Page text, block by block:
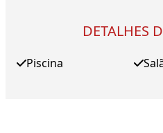
DETALHES
Piscina